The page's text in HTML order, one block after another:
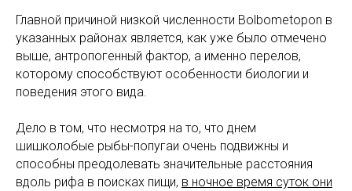
Главной причиной низкой численности Bolbometopon в
указанных районах является, как уже было отмечено
выше, антропогенный фактор, а именно перелов,
которому способствуют особенности биологии и
поведения этого вида.
Дело в том, что несмотря на то, что днем
шишколобые рыбы-попугаи очень подвижны и
способны преодолевать значительные расстояния
вдоль рифа в поисках пищи, в ночное время суток они